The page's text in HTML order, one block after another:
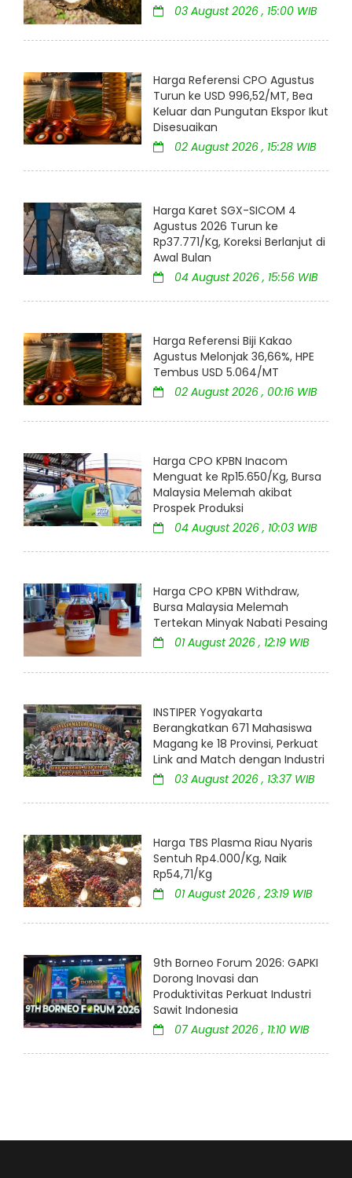
03 August 2026 , 15:00 WIB
Harga Referensi CPO Agustus
Turun ke USD 996,52/MT, Bea
Keluar dan Pungutan Ekspor Ikut
Disesuaikan
02 August 2026 , 15:28 WIB
Harga Karet SGX-SICOM 4
Agustus 2026 Turun ke
Rp37.771/Kg, Koreksi Berlanjut di
Awal Bulan
04 August 2026 , 15:56 WIB
Harga Referensi Biji Kakao
Agustus Melonjak 36,66%, HPE
Tembus USD 5.064/MT
02 August 2026 , 00:16 WIB
Harga CPO KPBN Inacom
Menguat ke Rp15.650/Kg, Bursa
Malaysia Melemah akibat
Prospek Produksi
04 August 2026 , 10:03 WIB
Harga CPO KPBN Withdraw,
Bursa Malaysia Melemah
Tertekan Minyak Nabati Pesaing
01 August 2026 , 12:19 WIB
INSTIPER Yogyakarta
Berangkatkan 671 Mahasiswa
Magang ke 18 Provinsi, Perkuat
Link and Match dengan Industri
03 August 2026 , 13:37 WIB
Harga TBS Plasma Riau Nyaris
Sentuh Rp4.000/Kg, Naik
Rp54,71/Kg
01 August 2026 , 23:19 WIB
9th Borneo Forum 2026: GAPKI
Dorong Inovasi dan
Produktivitas Perkuat Industri
Sawit Indonesia
07 August 2026 , 11:10 WIB